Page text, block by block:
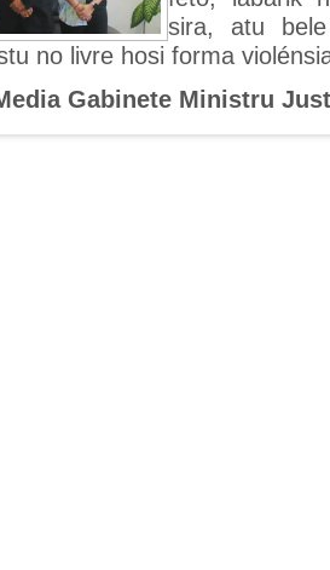
sira, atu
no livre hosi forma
Gabinete Ministru